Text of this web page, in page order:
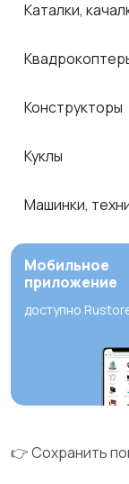
Каталки,
Конструкторы
Куклы
Машинки,
Мобильное
приложение
доступно
👉 Сохранить